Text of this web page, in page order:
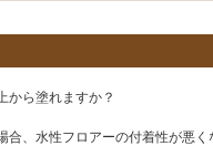
から塗れますか？
合、水性フロアーの付着性が悪